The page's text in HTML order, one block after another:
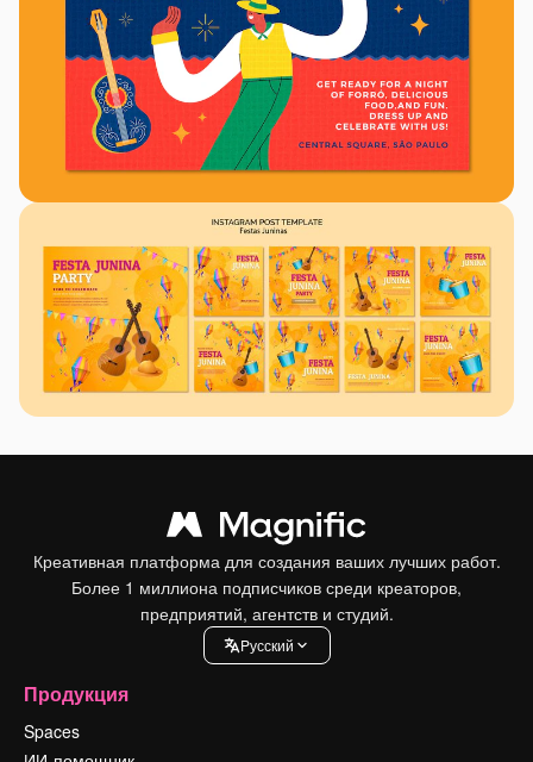
Креативная платформа для создания ваших лучших работ.
Более 1 миллиона подписчиков среди креаторов,
предприятий, агентств и студий.
Pусский
Продукция
Spaces